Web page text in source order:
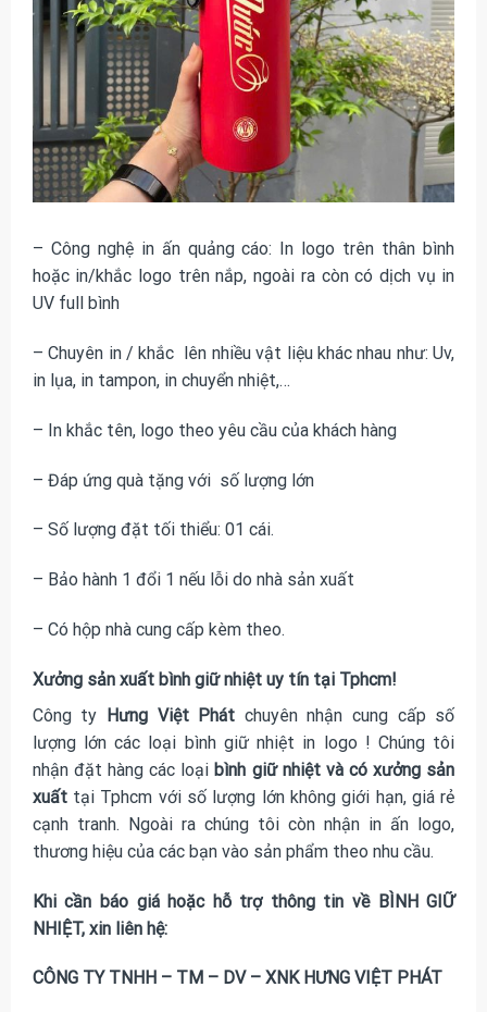
– Công nghệ in ấn quảng cáo: In logo trên thân bình
hoặc in/khắc logo trên nắp, ngoài ra còn có dịch vụ in
UV full bình
– Chuyên in / khắc lên nhiều vật liệu khác nhau như: Uv,
in lụa, in tampon, in chuyển nhiệt,…
– In khắc tên, logo theo yêu cầu của khách hàng
– Đáp ứng quà tặng với số lượng lớn
– Số lượng đặt tối thiểu: 01 cái.
– Bảo hành 1 đổi 1 nếu lỗi do nhà sản xuất
– Có hộp nhà cung cấp kèm theo.
Xưởng sản xuất bình giữ nhiệt uy tín tại Tphcm!
Công ty Hưng Việt Phát chuyên nhận cung cấp số
lượng lớn các loại bình giữ nhiệt in logo ! Chúng tôi
nhận đặt hàng các loại bình giữ nhiệt và có xưởng sản
xuấttại Tphcm với số lượng lớn không giới hạn, giá rẻ
cạnh tranh. Ngoài ra chúng tôi còn nhận in ấn logo,
thương hiệu của các bạn vào sản phẩm theo nhu cầu.
Khi cần báo giá hoặc hỗ trợ thông tin về BÌNH GIỮ
NHIỆT, xin liên hệ:
CÔNG TY TNHH – TM – DV – XNK HƯNG VIỆT PHÁT